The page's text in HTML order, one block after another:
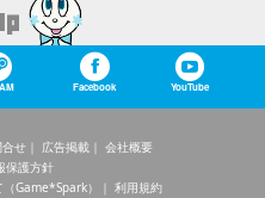
Facebook YouTube
せ 広告掲載
会社概要
保護方針
Game*Spark）
利用規約